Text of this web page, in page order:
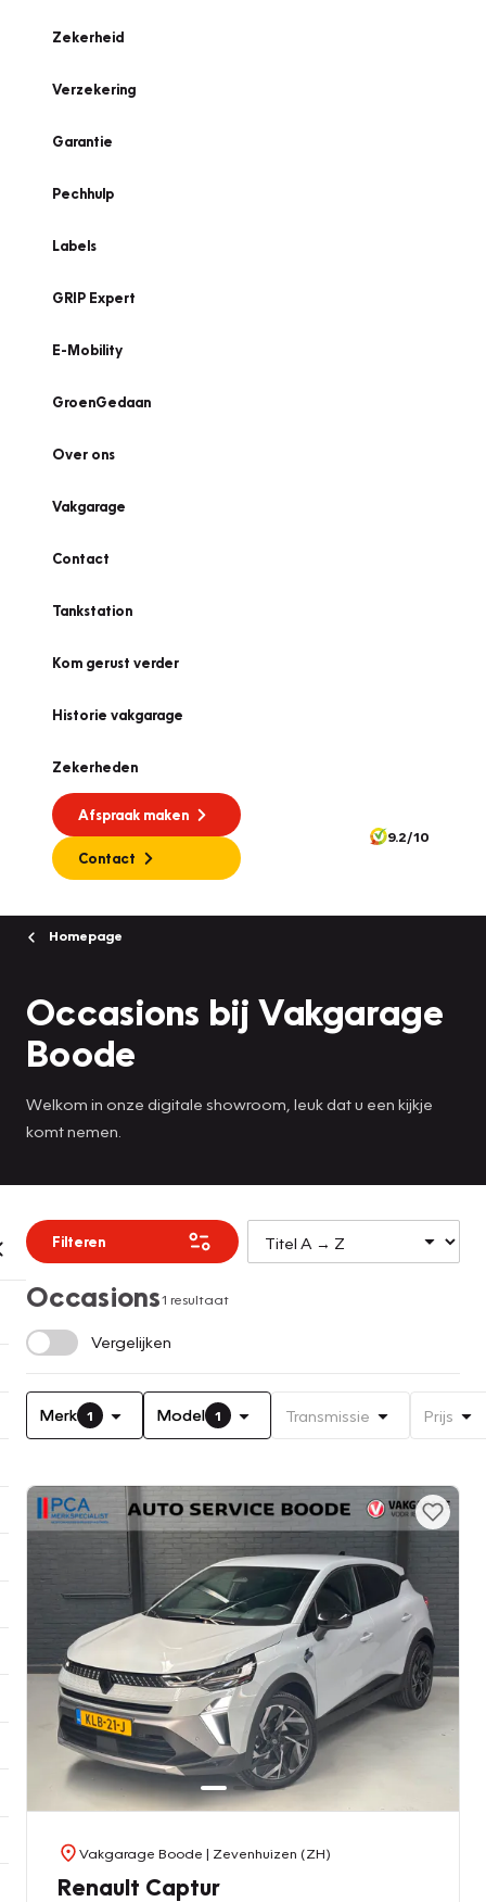
Zekerheid
Verzekering
Garantie
Pechhulp
Labels
GRIP Expert
E-Mobility
GroenGedaan
Over ons
Vakgarage
Contact
Tankstation
Kom gerust verder
Historie vakgarage
Zekerheden
Afspraak maken
Contact
9.2/10
Homepage
Occasions bij Vakgarage
Boode
Welkom in onze digitale showroom, leuk dat u een kijkje
komt nemen.
Filteren
Occasions1 resultaat
Vergelijken
Merk 1 Model 1 Transmissie Prijs
Vakgarage Boode | Zevenhuizen (ZH)
Renault Captur